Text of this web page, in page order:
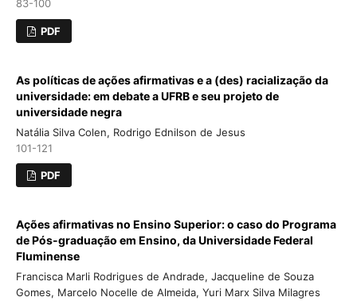
83-100
PDF
As políticas de ações afirmativas e a (des) racialização da
universidade: em debate a UFRB e seu projeto de
universidade negra
Natália Silva Colen, Rodrigo Ednilson de Jesus
101-121
PDF
Ações afirmativas no Ensino Superior: o caso do Programa
de Pós-graduação em Ensino, da Universidade Federal
Fluminense
Francisca Marli Rodrigues de Andrade, Jacqueline de Souza
Gomes, Marcelo Nocelle de Almeida, Yuri Marx Silva Milagres